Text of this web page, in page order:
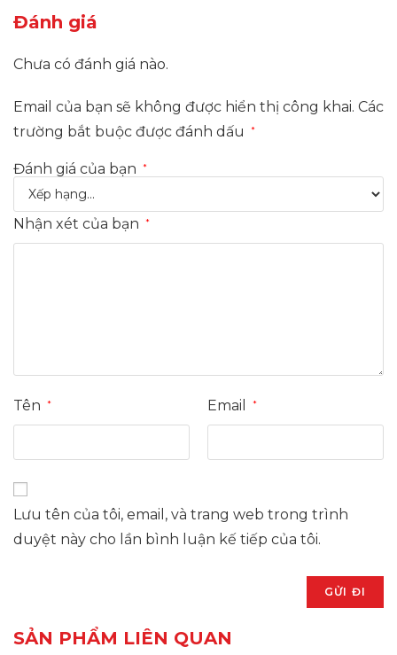
Đánh giá
Chưa có đánh giá nào.
Email của bạn sẽ không được hiển thị công khai. Các
trường bắt buộc được đánh dấu
*
Đánh giá của bạn *
Nhận xét của bạn *
Tên * Email *
Lưu tên của tôi, email, và trang web trong trình
duyệt này cho lần bình luận kế tiếp của tôi.
SẢN PHẨM LIÊN QUAN